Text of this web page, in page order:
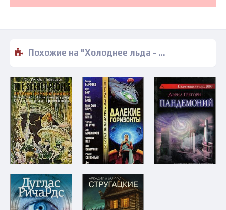
Похожие на "Холоднее льда - Чарльз Шеффилд" книги читать бесплатно полные версии